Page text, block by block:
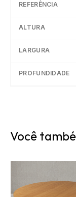
REFERÊNCIA
ALTURA
LARGURA
PROFUNDIDADE
Você